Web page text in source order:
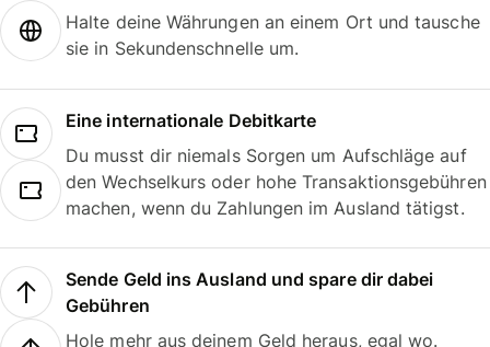
Halte deine Währungen an einem Ort und tausche
sie in Sekundenschnelle um.
Eine internationale Debitkarte
Du musst dir niemals Sorgen um Aufschläge auf
den Wechselkurs oder hohe Transaktionsgebühren
machen, wenn du Zahlungen im Ausland tätigst.
Sende Geld ins Ausland und spare dir dabei
Gebühren
Hole mehr aus deinem Geld heraus, egal wo.